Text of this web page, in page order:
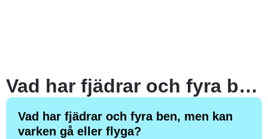
Vad har fjädrar och fyra ben, men kan varken gå eller flyga?
Vad har fjädrar och fyra ben, men kan
varken gå eller flyga?